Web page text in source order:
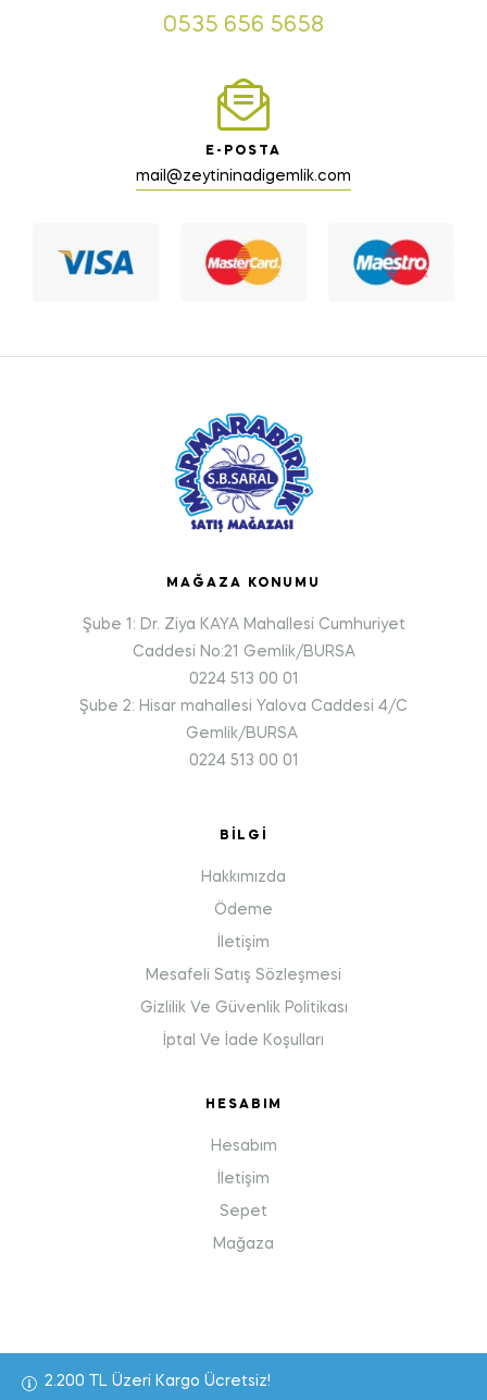
2.200 TL Üzeri Kargo Ücretsiz!
0535 656 5658
E-POSTA
mail@zeytininadigemlik.com
MAĞAZA KONUMU
Şube 1: Dr. Ziya KAYA Mahallesi Cumhuriyet
Caddesi No:21 Gemlik/BURSA
0224 513 00 01
Şube 2: Hisar mahallesi Yalova Caddesi 4/C
Gemlik/BURSA
0224 513 00 01
BILGI
Hakkımızda
Ödeme
İletişim
Mesafeli Satış Sözleşmesi
Gizlilik Ve Güvenlik Politikası
İptal Ve İade Koşulları
HESABIM
Hesabım
İletişim
Sepet
Mağaza